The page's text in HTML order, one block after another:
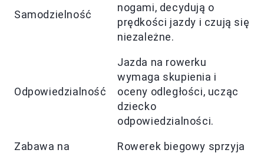
Samodzielność
nogami, decydują o
prędkości jazdy i czują się
niezależne.
Odpowiedzialność
Jazda na rowerku
wymaga skupienia i
oceny odległości, ucząc
dziecko
odpowiedzialności.
Zabawa na
Rowerek biegowy sprzyja